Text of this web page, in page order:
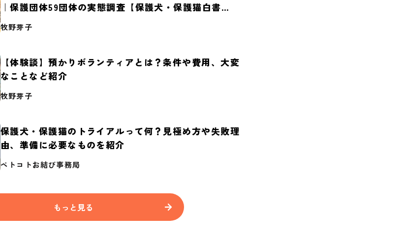
｜保護団体59団体の実態調査【保護犬・保護猫白書
2026】
牧野芽子
【体験談】預かりボランティアとは？条件や費用、大変
なことなど紹介
牧野芽子
保護犬・保護猫のトライアルって何？見極め方や失敗理
由、準備に必要なものを紹介
ペトコトお結び事務局
もっと見る